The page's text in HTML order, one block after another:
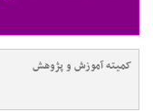
کمیته آموزش و پژوهش